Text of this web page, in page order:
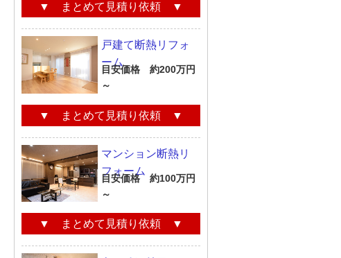
▼ まとめて見積り依頼 ▼
戸建て断熱リフォ
ーム
目安価格 約200万円
～
▼ まとめて見積り依頼 ▼
マンション断熱リ
フォーム
目安価格 約100万円
～
▼ まとめて見積り依頼 ▼